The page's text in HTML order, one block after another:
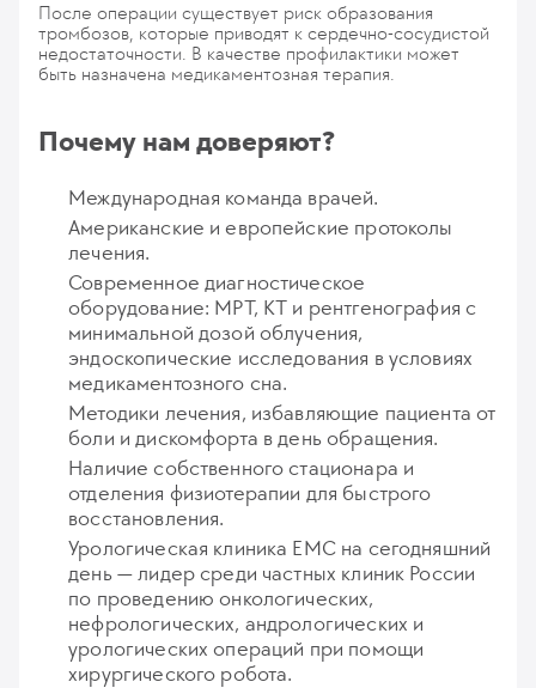
После операции существует риск образования
тромбозов, которые приводят к сердечно-сосудистой
недостаточности. В качестве профилактики может
быть назначена медикаментозная терапия.
Почему нам доверяют?
Международная команда врачей.
Американские и европейские протоколы
лечения.
Современное диагностическое
оборудование: МРТ, КТ и рентгенография с
минимальной дозой облучения,
эндоскопические исследования в условиях
медикаментозного сна.
Методики лечения, избавляющие пациента от
боли и дискомфорта в день обращения.
Наличие собственного стационара и
отделения физиотерапии для быстрого
восстановления.
Урологическая клиника EMC на сегодняшний
день — лидер среди частных клиник России
по проведению онкологических,
нефрологических, андрологических и
урологических операций при помощи
хирургического робота.